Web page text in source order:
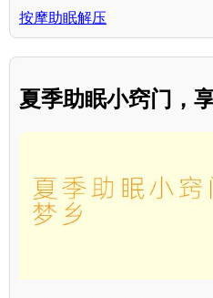
按摩助眠解压
夏季助眠小窍门，